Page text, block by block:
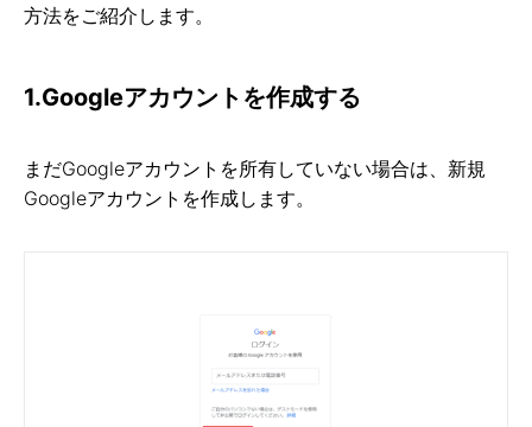
方法をご紹介します。
1.Googleアカウントを作成する
まだGoogleアカウントを所有していない場合は、新規
Googleアカウントを作成します。